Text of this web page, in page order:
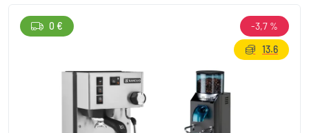
0 €
-3,7 %
13.6